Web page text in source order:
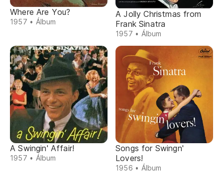
Where Are You?
1957 • Álbum
A Jolly Christmas from
Frank Sinatra
1957 • Álbum
A Swingin' Affair!
1957 • Álbum
Songs for Swingn'
Lovers!
1956 • Álbum